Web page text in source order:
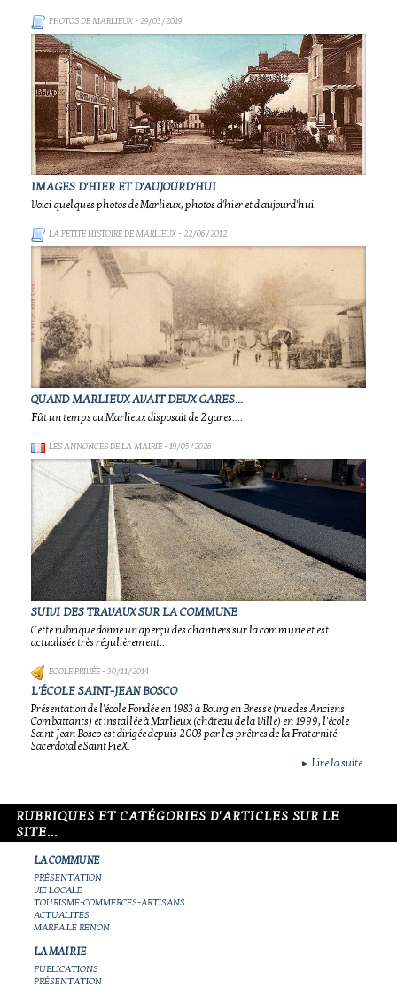
PHOTOS DE MARLIEUX- 29/03/2019
IMAGES D'HIER ET D'AUJOURD'HUI
Voici quelques photos de Marlieux, photos d'hier et d'aujourd'hui.
LA PETITE HISTOIRE DE MARLIEUX- 22/06/2012
QUAND MARLIEUX AVAIT DEUX GARES...
Fût un temps ou Marlieux disposait de 2 gares....
LES ANNONCES DE LA MAIRIE- 19/05/2026
SUIVI DES TRAVAUX SUR LA COMMUNE
Cette rubrique donne un aperçu des chantiers sur la commune et est
actualisée très régulièrement..
ECOLE PRIVÉE- 30/11/2014
L'ÉCOLE SAINT-JEAN BOSCO
Présentation de l'école Fondée en 1983 à Bourg en Bresse (rue des Anciens
Combattants) et installée à Marlieux (château de la Ville) en 1999, l'école
Saint Jean Bosco est dirigée depuis 2003 par les prêtres de la Fraternité
Sacerdotale Saint Pie X.
► Lire la suite
RUBRIQUES ET CATÉGORIES D'ARTICLES SUR LE
SITE...
LA COMMUNE
PRÉSENTATION
VIE LOCALE
TOURISME-COMMERCES-ARTISANS
ACTUALITÉS
MARPA LE RENON
LA MAIRIE
PUBLICATIONS
PRÉSENTATION